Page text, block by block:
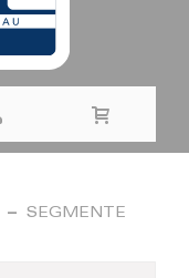
SEGMENTE